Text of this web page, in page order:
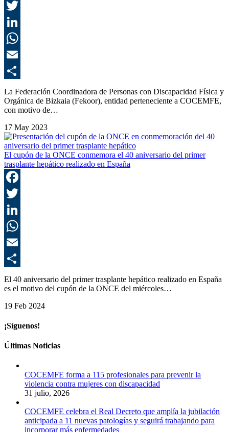
La Federación Coordinadora de Personas con Discapacidad Física y
Orgánica de Bizkaia (Fekoor), entidad perteneciente a COCEMFE,
con motivo de…
17 May 2023
El cupón de la ONCE conmemora el 40 aniversario del primer
trasplante hepático realizado en España
El 40 aniversario del primer trasplante hepático realizado en España
es el motivo del cupón de la ONCE del miércoles…
19 Feb 2024
¡Síguenos!
Últimas Noticias
COCEMFE forma a 115 profesionales para prevenir la
violencia contra mujeres con discapacidad
31 julio, 2026
COCEMFE celebra el Real Decreto que amplía la jubilación
anticipada a 11 nuevas patologías y seguirá trabajando para
incorporar más enfermedades